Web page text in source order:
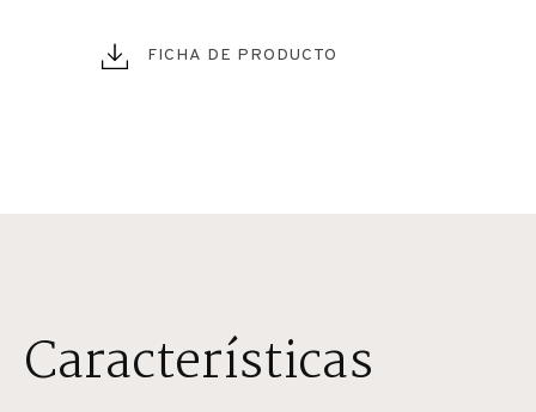
FICHA DE PRODUCTO
Características